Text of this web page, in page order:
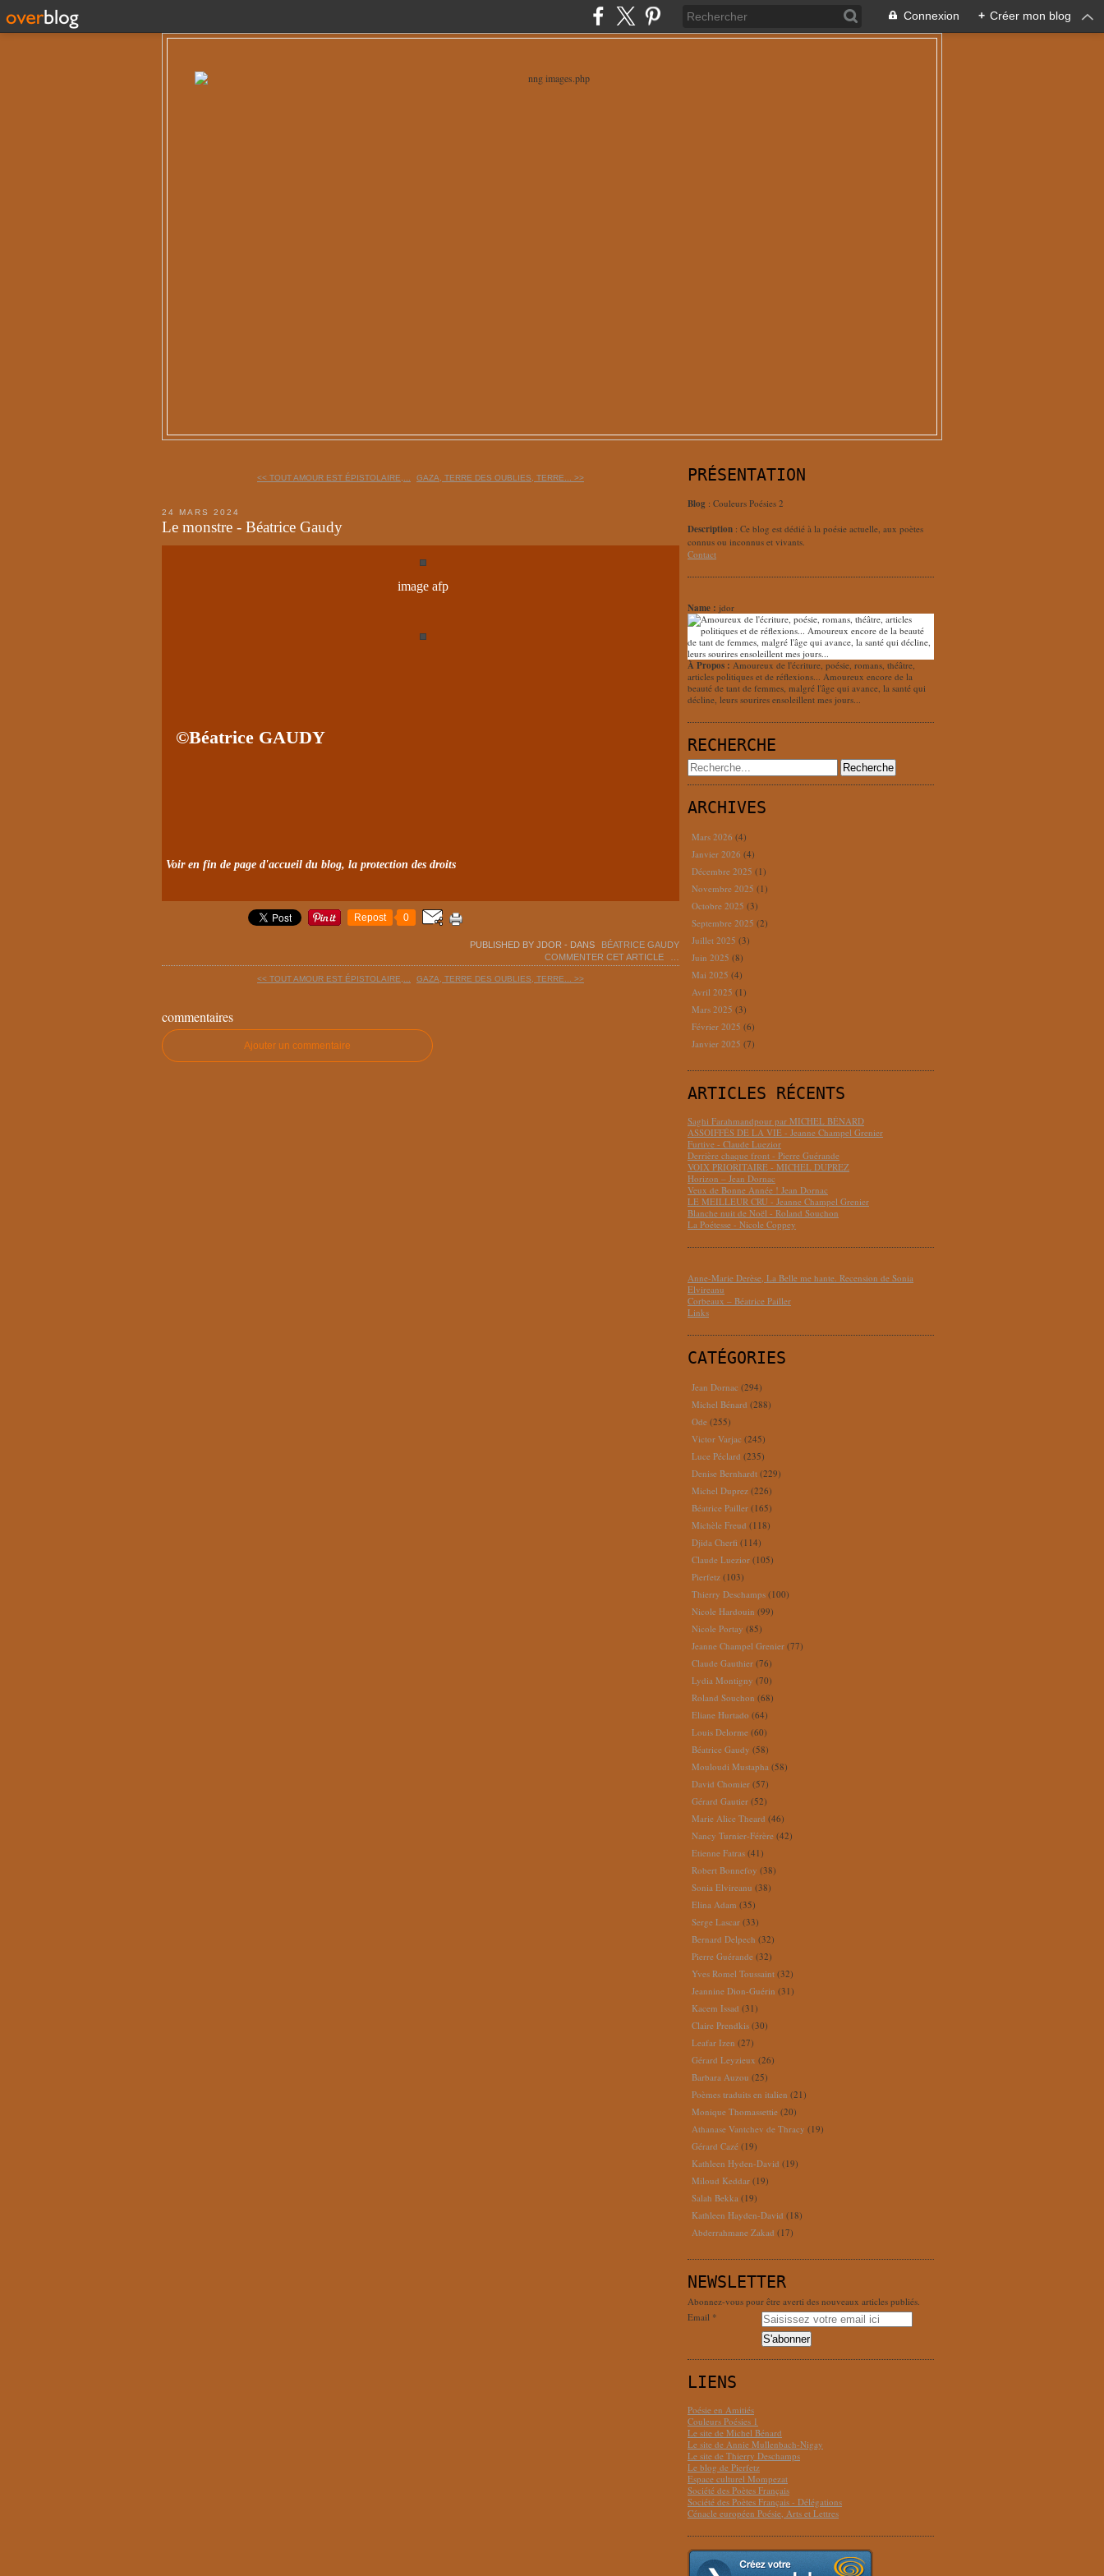
Connexion + Créer mon blog
<< TOUT AMOUR EST ÉPISTOLAIRE,... GAZA, TERRE DES OUBLIES, TERRE... >>
24 MARS 2024
Le monstre - Béatrice Gaudy
image afp
©Béatrice GAUDY
Voir en fin de page d'accueil du blog, la protection des droits
Repost 0
PUBLISHED BY JDOR - DANS
BÉATRICE GAUDY
COMMENTER CET ARTICLE
<< TOUT AMOUR EST ÉPISTOLAIRE,... GAZA, TERRE DES OUBLIES, TERRE... >>
commentaires
Ajouter un commentaire
PRÉSENTATION
Blog : Couleurs Poésies 2
Description : Ce blog est dédié à la poésie actuelle, aux poètes
connus ou inconnus et vivants.
Contact
Name : jdor
À Propos : Amoureux de l'écriture, poésie, romans, théâtre,
articles politiques et de réflexions... Amoureux encore de la
beauté de tant de femmes, malgré l'âge qui avance, la santé qui
décline, leurs sourires ensoleillent mes jours...
RECHERCHE
ARCHIVES
Mars 2026 (4)
Janvier 2026 (4)
Décembre 2025 (1)
Novembre 2025 (1)
Octobre 2025 (3)
Septembre 2025 (2)
Juillet 2025 (3)
Juin 2025 (8)
Mai 2025 (4)
Avril 2025 (1)
Mars 2025 (3)
Février 2025 (6)
Janvier 2025 (7)
ARTICLES RÉCENTS
Saghi Farahmandpour par MICHEL BÉNARD
ASSOIFFÉS DE LA VIE - Jeanne Champel Grenier
Furtive - Claude Luezior
Derrière chaque front - Pierre Guérande
VOIX PRIORITAIRE - MICHEL DUPREZ
Horizon – Jean Dornac
Veux de Bonne Année ! Jean Dornac
LE MEILLEUR CRU - Jeanne Champel Grenier
Blanche nuit de Noël - Roland Souchon
La Poétesse - Nicole Coppey
Anne-Marie Derèse, La Belle me hante. Recension de Sonia
Elvireanu
Corbeaux – Béatrice Pailler
Links
CATÉGORIES
Jean Dornac (294)
Michel Bénard (288)
Ode (255)
Victor Varjac (245)
Luce Péclard (235)
Denise Bernhardt (229)
Michel Duprez (226)
Béatrice Pailler (165)
Michèle Freud (118)
Djida Cherfi (114)
Claude Luezior (105)
Pierfetz (103)
Thierry Deschamps (100)
Nicole Hardouin (99)
Nicole Portay (85)
Jeanne Champel Grenier (77)
Claude Gauthier (76)
Lydia Montigny (70)
Roland Souchon (68)
Eliane Hurtado (64)
Louis Delorme (60)
Béatrice Gaudy (58)
Mouloudi Mustapha (58)
David Chomier (57)
Gérard Gautier (52)
Marie Alice Theard (46)
Nancy Turnier-Férère (42)
Etienne Fatras (41)
Robert Bonnefoy (38)
Sonia Elvireanu (38)
Elina Adam (35)
Serge Lascar (33)
Bernard Delpech (32)
Pierre Guérande (32)
Yves Romel Toussaint (32)
Jeannine Dion-Guérin (31)
Kacem Issad (31)
Claire Prendkis (30)
Leafar Izen (27)
Gérard Leyzieux (26)
Barbara Auzou (25)
Poèmes traduits en italien (21)
Monique Thomassettie (20)
Athanase Vantchev de Thracy (19)
Gérard Cazé (19)
Kathleen Hyden-David (19)
Miloud Keddar (19)
Salah Bekka (19)
Kathleen Hayden-David (18)
Abderrahmane Zakad (17)
NEWSLETTER
Abonnez-vous pour être averti des nouveaux articles publiés.
Email
LIENS
Poésie en Amitiés
Couleurs Poésies 1
Le site de Michel Bénard
Le site de Annie Mullenbach-Nigay
Le site de Thierry Deschamps
Le blog de Pierfetz
Espace culturel Mompezat
Société des Poètes Français
Société des Poètes Français - Délégations
Cénacle européen Poésie, Arts et Lettres